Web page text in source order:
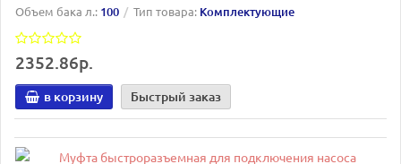
Объем бака л.: 100 Тип товара: Комплектующие
2352.86р.
в корзину Быстрый заказ